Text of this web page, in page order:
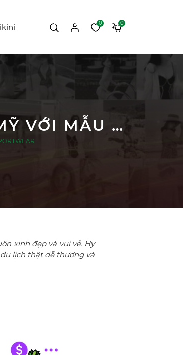
0 0
#638 FEEDBACK XINH ĐẸP TỪ CHỊ ĐẸP @THIỆNMỸ VỚI MẪU CIARA BIKINI SET | DỨA BIKINI & SPORTWEAR
xinh đẹp và vui vẻ. Hy
lịch thật dễ thương và